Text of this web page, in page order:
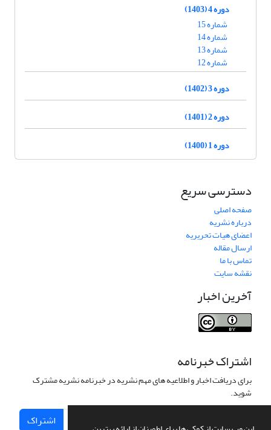
دوره 4 (1403)
شماره 15
شماره 14
شماره 13
شماره 12
دوره 3 (1402)
دوره 2 (1401)
دوره 1 (1400)
دسترسی سریع
صفحه اصلی
درباره نشریه
اعضای هیات تحریریه
ارسال مقاله
تماس با ما
نقشه سایت
آخرین اخبار
اشتراک خبرنامه
برای دریافت اخبار و اطلاعیه های مهم نشریه در خبرنامه نشریه مشترک
شوید.
اشتراک